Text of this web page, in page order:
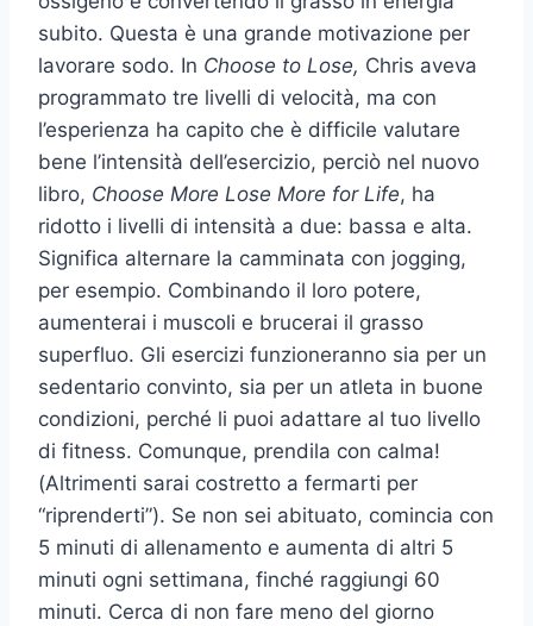
subito. Questa è una grande motivazione per
lavorare sodo. In Choose to Lose, Chris aveva
programmato tre livelli di velocità, ma con
l’esperienza ha capito che è difficile valutare
bene l’intensità dell’esercizio, perciò nel nuovo
libro, Choose More Lose More for Life, ha
ridotto i livelli di intensità a due: bassa e alta.
Significa alternare la camminata con jogging,
per esempio. Combinando il loro potere,
aumenterai i muscoli e brucerai il grasso
superfluo. Gli esercizi funzioneranno sia per un
sedentario convinto, sia per un atleta in buone
condizioni, perché li puoi adattare al tuo livello
di fitness. Comunque, prendila con calma!
(Altrimenti sarai costretto a fermarti per
“riprenderti”). Se non sei abituato, comincia con
5 minuti di allenamento e aumenta di altri 5
minuti ogni settimana, finché raggiungi 60
minuti. Cerca di non fare meno del giorno